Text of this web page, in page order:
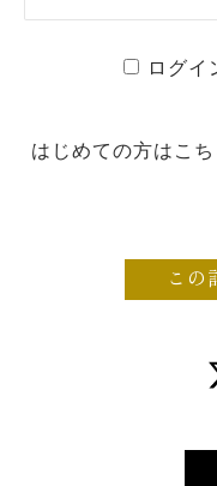
ログイ
はじめての方はこち
この